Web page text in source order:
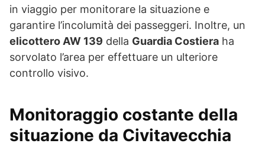
in viaggio per monitorare la situazione e
garantire l’incolumità dei passeggeri. Inoltre, un
elicottero AW 139 della Guardia Costiera ha
sorvolato l’area per effettuare un ulteriore
controllo visivo.
Monitoraggio costante della
situazione da Civitavecchia